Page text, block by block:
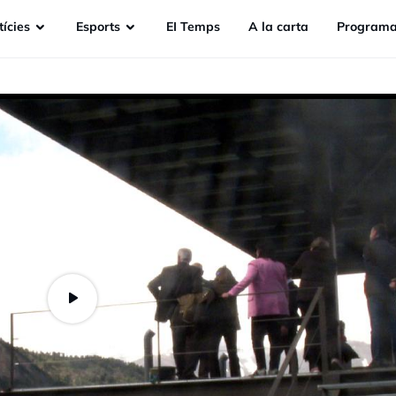
Esports EI Temps A la carta